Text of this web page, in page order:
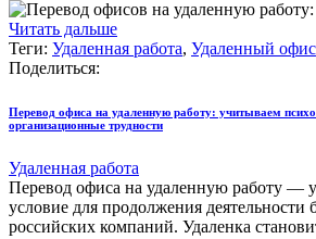
Читать дальше
Теги: Удаленная работа, Удаленный офис
Поделиться:
Перевод офиса на удаленную работу: учитываем
организационные трудности
Удаленная работа
Перевод офиса на удаленную работу —
условие для продолжения деятельности
российских компаний. Удаленка